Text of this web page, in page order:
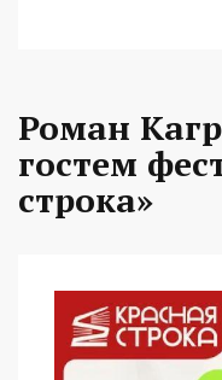
Роман
гостем
строка»